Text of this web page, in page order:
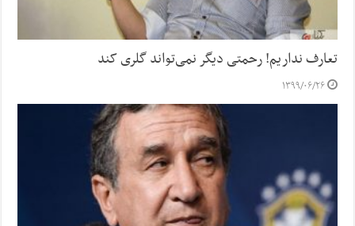
تعارف نداریم! رحمتی دیگر نمی‌تواند گلری کند
۱۳۹۹/۰۶/۲۶